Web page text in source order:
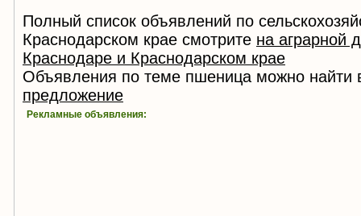
Полный список объявлений по
Краснодарском крае смотрите на аграрной
Краснодаре и Краснодарском крае
Объявления по теме пшеница можно найти
предложение
Рекламные объявления: